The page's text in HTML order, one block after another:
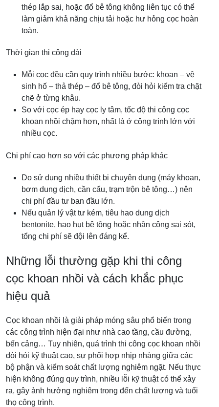
thép lắp sai, hoặc đổ bê tông không liên tục có thể
làm giảm khả năng chịu tải hoặc hư hỏng cọc hoàn
toàn.
Thời gian thi công dài
Mỗi cọc đều cần quy trình nhiều bước: khoan – vệ
sinh hố – thả thép – đổ bê tông, đòi hỏi kiểm tra chặt
chẽ ở từng khâu.
So với cọc ép hay cọc ly tâm, tốc độ thi công cọc
khoan nhồi chậm hơn, nhất là ở công trình lớn với
nhiều cọc.
Chi phí cao hơn so với các phương pháp khác
Do sử dụng nhiều thiết bị chuyên dụng (máy khoan,
bơm dung dịch, cần cẩu, trạm trộn bê tông…) nên
chi phí đầu tư ban đầu lớn.
Nếu quản lý vật tư kém, tiêu hao dung dịch
bentonite, hao hụt bê tông hoặc nhân công sai sót,
tổng chi phí sẽ đội lên đáng kể.
Những lỗi thường gặp khi thi công
cọc khoan nhồi và cách khắc phục
hiệu quả
Cọc khoan nhồi là giải pháp móng sâu phổ biến trong
các công trình hiện đại như nhà cao tầng, cầu đường,
bến cảng… Tuy nhiên, quá trình thi công cọc khoan nhồi
đòi hỏi kỹ thuật cao, sự phối hợp nhịp nhàng giữa các
bộ phận và kiểm soát chất lượng nghiêm ngặt. Nếu thực
hiện không đúng quy trình, nhiều lỗi kỹ thuật có thể xảy
ra, gây ảnh hưởng nghiêm trọng đến chất lượng và tuổi
thọ công trình.